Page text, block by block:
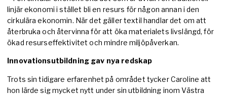
linjär ekonomi i stället bli en resurs för någon annan i den
cirkulära ekonomin. När det gäller textil handlar det om att
återbruka och återvinna för att öka materialets livslängd, för
ökad resurseffektivitet och mindre miljöpåverkan.
Innovationsutbildning gav nya redskap
Trots sin tidigare erfarenhet på området tycker Caroline att
hon lärde sig mycket nytt under sin utbildning inom Västra